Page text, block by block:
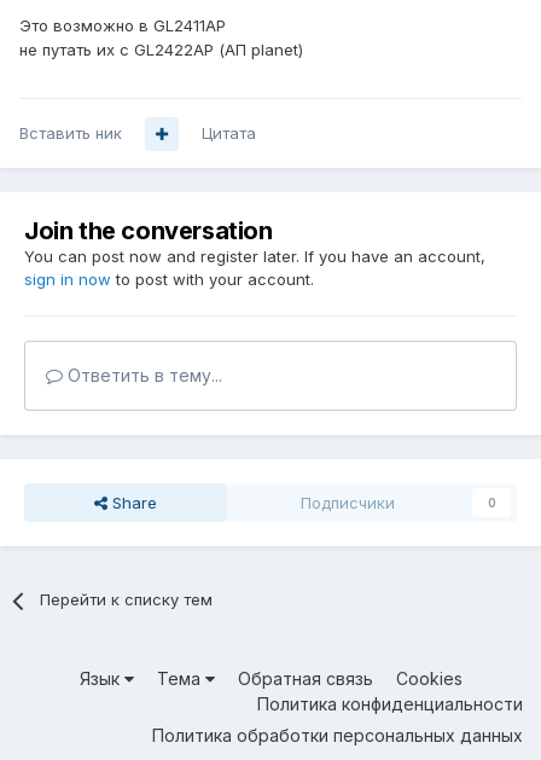
Это возможно в GL2411AP
не путать их с GL2422AP (АП planet)
Вставить ник Цитата
Join the conversation
You can post now and register later. If you have an account,
sign in now to post with your account.
Ответить в тему...
Share Подписчики 0
Перейти к списку тем
Язык Тема Обратная связь
Cookies
Политика конфиденциальности
Политика обработки персональных данных